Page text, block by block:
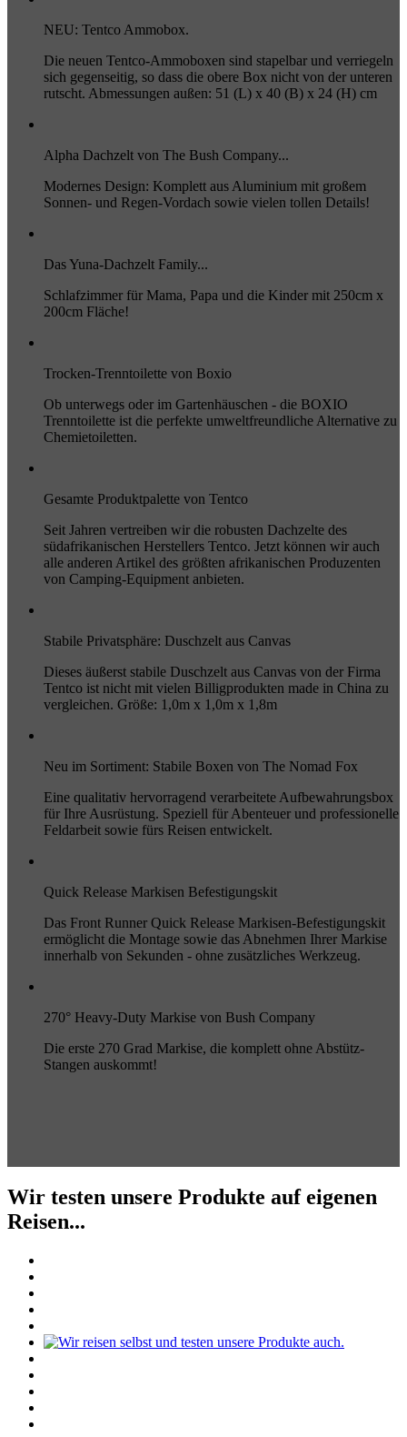
NEU: Tentco Ammobox.
Die neuen Tentco-Ammoboxen sind stapelbar und verriegeln
sich gegenseitig, so dass die obere Box nicht von der unteren
rutscht. Abmessungen außen: 51 (L) x 40 (B) x 24 (H) cm
Alpha Dachzelt von The Bush Company...
Modernes Design: Komplett aus Aluminium mit großem
Sonnen- und Regen-Vordach sowie vielen tollen Details!
Das Yuna-Dachzelt Family...
Schlafzimmer für Mama, Papa und die Kinder mit 250cm x
200cm Fläche!
Trocken-Trenntoilette von Boxio
Ob unterwegs oder im Gartenhäuschen - die BOXIO
Trenntoilette ist die perfekte umweltfreundliche Alternative zu
Chemietoiletten.
Gesamte Produktpalette von Tentco
Seit Jahren vertreiben wir die robusten Dachzelte des
südafrikanischen Herstellers Tentco. Jetzt können wir auch
alle anderen Artikel des größten afrikanischen Produzenten
von Camping-Equipment anbieten.
Stabile Privatsphäre: Duschzelt aus Canvas
Dieses äußerst stabile Duschzelt aus Canvas von der Firma
Tentco ist nicht mit vielen Billigprodukten made in China zu
vergleichen. Größe: 1,0m x 1,0m x 1,8m
Neu im Sortiment: Stabile Boxen von The Nomad Fox
Eine qualitativ hervorragend verarbeitete Aufbewahrungsbox
für Ihre Ausrüstung. Speziell für Abenteuer und professionelle
Feldarbeit sowie fürs Reisen entwickelt.
Quick Release Markisen Befestigungskit
Das Front Runner Quick Release Markisen-Befestigungskit
ermöglicht die Montage sowie das Abnehmen Ihrer Markise
innerhalb von Sekunden - ohne zusätzliches Werkzeug.
270° Heavy-Duty Markise von Bush Company
Die erste 270 Grad Markise, die komplett ohne Abstütz-
Stangen auskommt!
Wir testen unsere Produkte auf eigenen
Reisen...